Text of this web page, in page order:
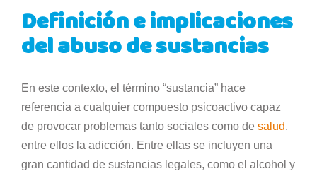
Definición e implicaciones
del abuso de sustancias
En este contexto, el término “sustancia” hace
referencia a cualquier compuesto psicoactivo capaz
de provocar problemas tanto sociales como de salud,
entre ellos la adicción. Entre ellas se incluyen una
gran cantidad de sustancias legales, como el alcohol y